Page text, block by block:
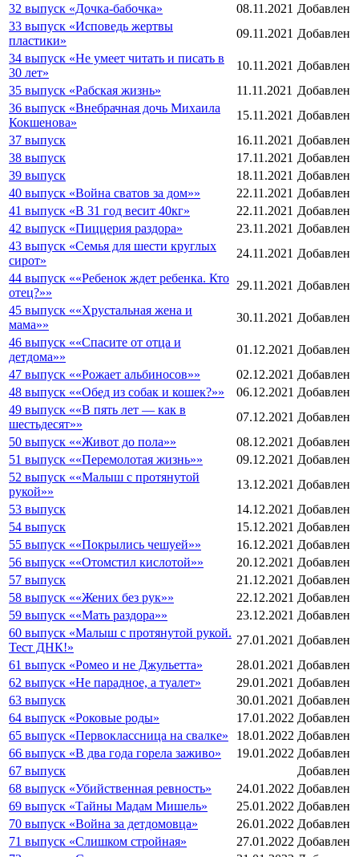
32 выпуск «Дочка-бабочка»
08.11.2021 Добавлен
33 выпуск «Исповедь жертвы
пластики»
09.11.2021 Добавлен
34 выпуск «Не умеет читать и писать в
30 лет»
10.11.2021 Добавлен
35 выпуск «Рабская жизнь»
11.11.2021 Добавлен
36 выпуск «Внебрачная дочь Михаила
Кокшенова»
15.11.2021 Добавлен
37 выпуск
16.11.2021 Добавлен
38 выпуск
17.11.2021 Добавлен
39 выпуск
18.11.2021 Добавлен
40 выпуск «Война сватов за дом»»
22.11.2021 Добавлен
41 выпуск «В 31 год весит 40кг»
22.11.2021 Добавлен
42 выпуск «Пиццерия раздора»
23.11.2021 Добавлен
43 выпуск «Семья для шести круглых
сирот»
24.11.2021 Добавлен
44 выпуск ««Ребенок ждет ребенка. Кто
отец?»»
29.11.2021 Добавлен
45 выпуск ««Хрустальная жена и
мама»»
30.11.2021 Добавлен
46 выпуск ««Спасите от отца и
детдома»»
01.12.2021 Добавлен
47 выпуск ««Рожает альбиносов»»
02.12.2021 Добавлен
48 выпуск ««Обед из собак и кошек?»»
06.12.2021 Добавлен
49 выпуск ««В пять лет — как в
шестьдесят»»
07.12.2021 Добавлен
50 выпуск ««Живот до пола»»
08.12.2021 Добавлен
51 выпуск ««Перемолотая жизнь»»
09.12.2021 Добавлен
52 выпуск ««Малыш с протянутой
рукой»»
13.12.2021 Добавлен
53 выпуск
14.12.2021 Добавлен
54 выпуск
15.12.2021 Добавлен
55 выпуск ««Покрылись чешуей»»
16.12.2021 Добавлен
56 выпуск ««Отомстил кислотой»»
20.12.2021 Добавлен
57 выпуск
21.12.2021 Добавлен
58 выпуск ««Жених без рук»»
22.12.2021 Добавлен
59 выпуск ««Мать раздора»»
23.12.2021 Добавлен
60 выпуск «Малыш с протянутой рукой.
Тест ДНК!»
27.01.2021 Добавлен
61 выпуск «Ромео и не Джульетта»
28.01.2021 Добавлен
62 выпуск «Не парадное, а туалет»
29.01.2021 Добавлен
63 выпуск
30.01.2021 Добавлен
64 выпуск «Роковые роды»
17.01.2022 Добавлен
65 выпуск «Первоклассница на свалке»
18.01.2022 Добавлен
66 выпуск «В два года горела заживо»
19.01.2022 Добавлен
67 выпуск
Добавлен
68 выпуск «Убийственная ревность»
24.01.2022 Добавлен
69 выпуск «Тайны Мадам Мишель»
25.01.2022 Добавлен
70 выпуск «Война за детдомовца»
26.01.2022 Добавлен
71 выпуск «Слишком стройная»
27.01.2022 Добавлен